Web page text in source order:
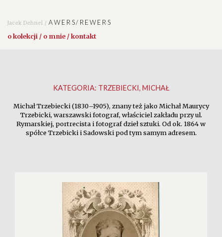
Jacek Dehnel /AWERS/REWERS
o kolekcji / o mnie / kontakt
KATEGORIA: TRZEBIECKI, MICHAŁ
Michał Trzebiecki (1830–1905), znany też jako Michał Maurycy
Trzebicki, warszawski fotograf, właściciel zakładu przy ul.
Rymarskiej, portrecista i fotograf dzieł sztuki. Od ok. 1864 w
spółce Trzebicki i Sadowski pod tym samym adresem.